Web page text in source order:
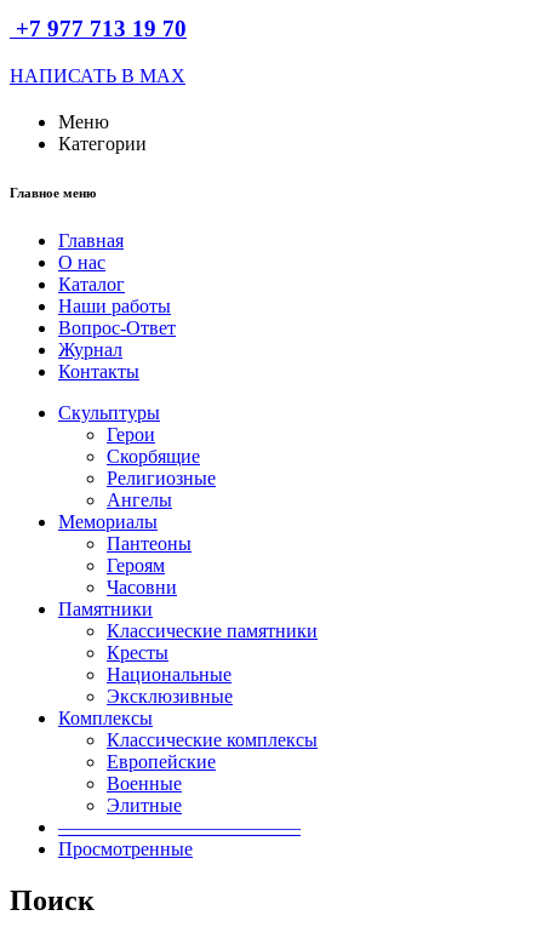
+7 977 713 19 70
НАПИСАТЬ В MAX
Меню
Категории
Главное меню
Главная
О нас
Каталог
Наши работы
Вопрос-Ответ
Журнал
Контакты
Скульптуры
Герои
Скорбящие
Религиозные
Ангелы
Мемориалы
Пантеоны
Героям
Часовни
Памятники
Классические памятники
Кресты
Национальные
Эксклюзивные
Комплексы
Классические комплексы
Европейские
Военные
Элитные
————————————–
Просмотренные
Поиск